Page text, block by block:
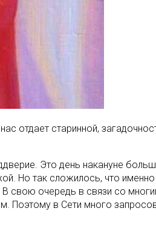
отдает старинной,
Это день накануне
Но так сложилось, что
В свою очередь в связи со
Поэтому в Сети много